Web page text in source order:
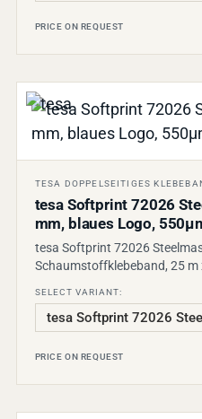
PRICE ON REQUEST
TESA DOPPELSEITIGES
tesa Softprint 72026
mm, blaues Logo,
tesa Softprint 72026
Schaumstoffklebeband, 25
SELECT VARIANT:
PRICE ON REQUEST